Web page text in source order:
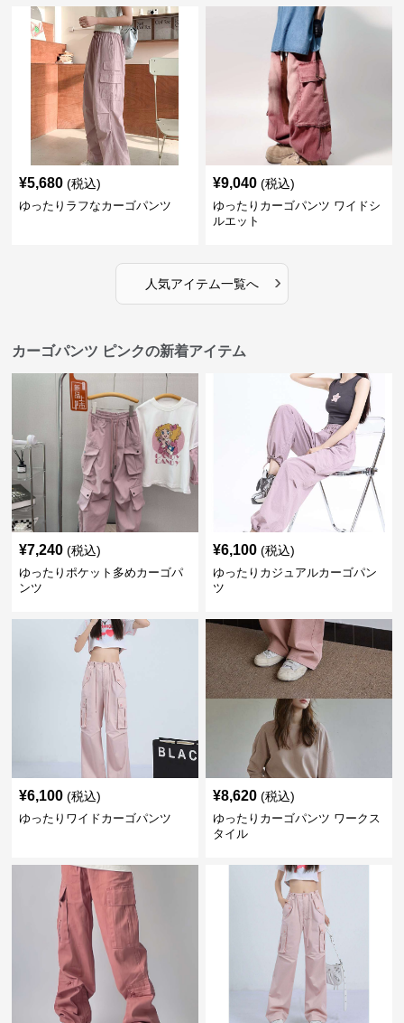
¥5,680 (税込)
ゆったりラフなカーゴパンツ
¥9,040 (税込)
ゆったりカーゴパンツ ワイドシ
ルエット
人気アイテム一覧へ ›
カーゴパンツ ピンクの新着アイテム
¥7,240 (税込)
ゆったりポケット多めカーゴパ
ンツ
¥6,100 (税込)
ゆったりカジュアルカーゴパン
ツ
¥6,100 (税込)
ゆったりワイドカーゴパンツ
¥8,620 (税込)
ゆったりカーゴパンツ ワークス
タイル